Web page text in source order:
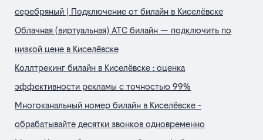
серебряный | Подключение от билайн в Киселёвске
Облачная (виртуальная) АТС билайн — подключить по
низкой цене в Киселёвске
Коллтрекинг билайн в Киселёвске : оценка
эффективности рекламы с точностью 99%
Многоканальный номер билайн в Киселёвске -
обрабатывайте десятки звонков одновременно